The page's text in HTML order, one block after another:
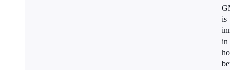
is
in